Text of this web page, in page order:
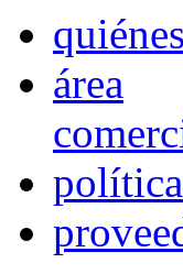
área